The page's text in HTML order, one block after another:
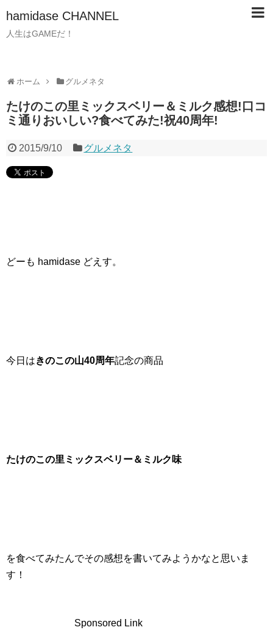
hamidase CHANNEL
人生はGAMEだ！
ホーム グルメネタ
たけのこの里ミックスベリー＆ミルク感想!口コ
ミ通りおいしい?食べてみた!祝40周年!
2015/9/10 グルメネタ
どーも hamidase どえす。
今日はきのこの山40周年記念の商品
たけのこの里ミックスベリー＆ミルク味
を食べてみたんでその感想を書いてみようかなと思いま
す！
Sponsored Link